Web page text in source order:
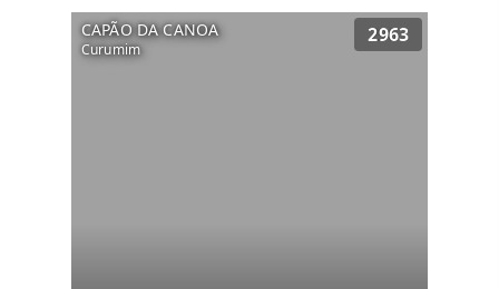
CAPÃO DA CANOA
Curumim
2963